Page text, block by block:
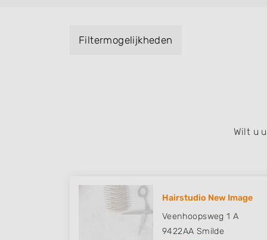
zuid, west en het centrum) van Smilde.
Filtermogelijkheden
Wilt u
Hairstudio New Image
Veenhoopsweg 1 A
9422AA Smilde